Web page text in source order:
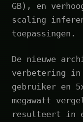
GB), en
scaling
toepassingen.
De nieuwe
verbetering in
gebruiker en
megawatt
resulteert in